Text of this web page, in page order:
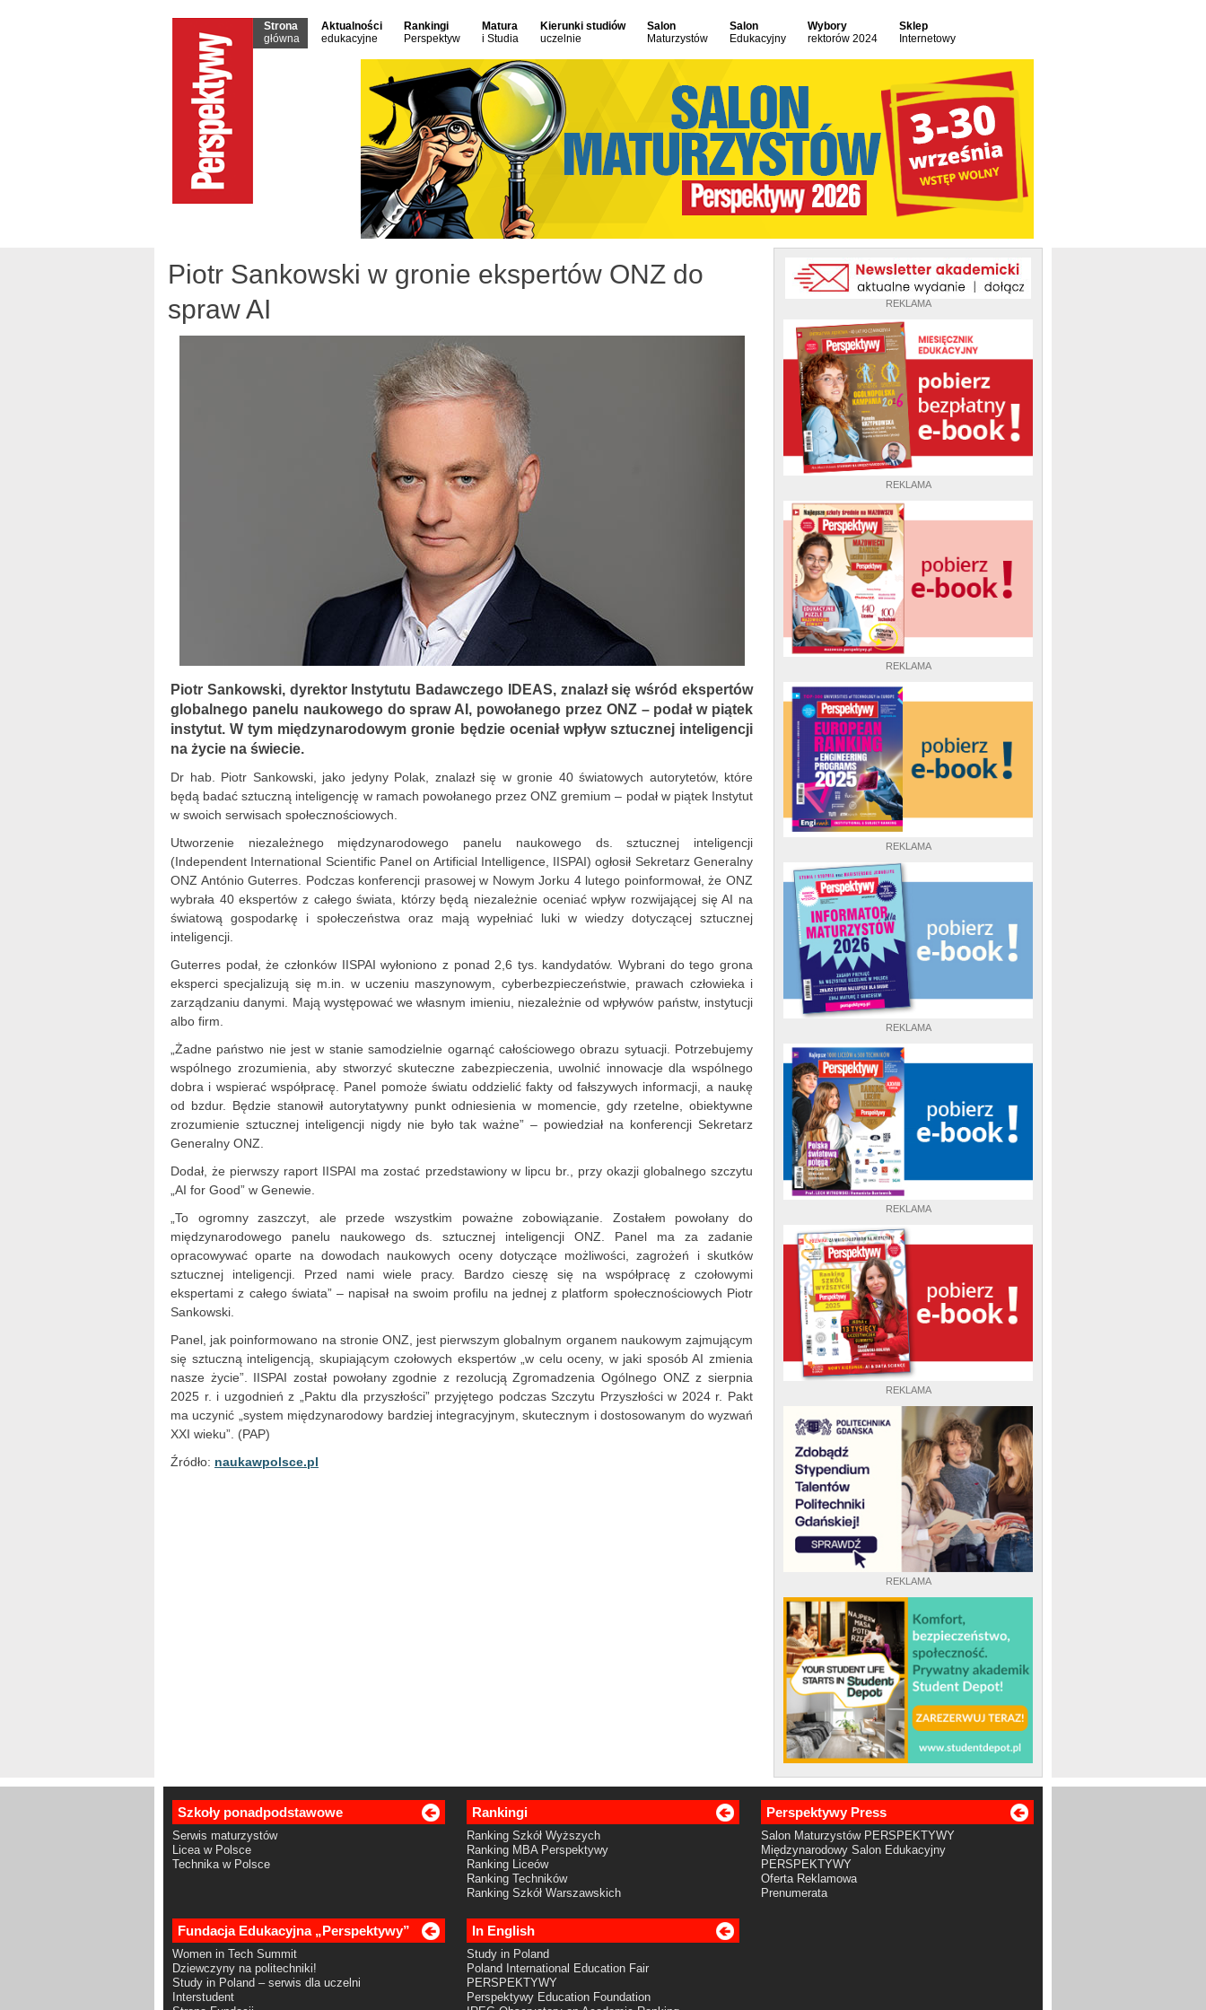
Strona
główna
Aktualności
edukacyjne
Rankingi
Perspektyw
Matura
i Studia
Kierunki studiów
uczelnie
Salon
Maturzystów
Salon
Edukacyjny
Wybory
rektorów 2024
Sklep
Internetowy
REKLAMA
REKLAMA
REKLAMA
REKLAMA
REKLAMA
REKLAMA
REKLAMA
REKLAMA
Piotr Sankowski w gronie ekspertów ONZ do
spraw AI
Piotr Sankowski, dyrektor Instytutu Badawczego IDEAS, znalazł się wśród ekspertów
globalnego panelu naukowego do spraw AI, powołanego przez ONZ – podał w piątek
instytut. W tym międzynarodowym gronie będzie oceniał wpływ sztucznej inteligencji
na życie na świecie.
Dr hab. Piotr Sankowski, jako jedyny Polak, znalazł się w gronie 40 światowych autorytetów, które
będą badać sztuczną inteligencję w ramach powołanego przez ONZ gremium – podał w piątek Instytut
w swoich serwisach społecznościowych.
Utworzenie niezależnego międzynarodowego panelu naukowego ds. sztucznej inteligencji
(Independent International Scientific Panel on Artificial Intelligence, IISPAI) ogłosił Sekretarz Generalny
ONZ António Guterres. Podczas konferencji prasowej w Nowym Jorku 4 lutego poinformował, że ONZ
wybrała 40 ekspertów z całego świata, którzy będą niezależnie oceniać wpływ rozwijającej się AI na
światową gospodarkę i społeczeństwa oraz mają wypełniać luki w wiedzy dotyczącej sztucznej
inteligencji.
Guterres podał, że członków IISPAI wyłoniono z ponad 2,6 tys. kandydatów. Wybrani do tego grona
eksperci specjalizują się m.in. w uczeniu maszynowym, cyberbezpieczeństwie, prawach człowieka i
zarządzaniu danymi. Mają występować we własnym imieniu, niezależnie od wpływów państw, instytucji
albo firm.
„Żadne państwo nie jest w stanie samodzielnie ogarnąć całościowego obrazu sytuacji. Potrzebujemy
wspólnego zrozumienia, aby stworzyć skuteczne zabezpieczenia, uwolnić innowacje dla wspólnego
dobra i wspierać współpracę. Panel pomoże światu oddzielić fakty od fałszywych informacji, a naukę
od bzdur. Będzie stanowił autorytatywny punkt odniesienia w momencie, gdy rzetelne, obiektywne
zrozumienie sztucznej inteligencji nigdy nie było tak ważne” – powiedział na konferencji Sekretarz
Generalny ONZ.
Dodał, że pierwszy raport IISPAI ma zostać przedstawiony w lipcu br., przy okazji globalnego szczytu
„AI for Good” w Genewie.
„To ogromny zaszczyt, ale przede wszystkim poważne zobowiązanie. Zostałem powołany do
międzynarodowego panelu naukowego ds. sztucznej inteligencji ONZ. Panel ma za zadanie
opracowywać oparte na dowodach naukowych oceny dotyczące możliwości, zagrożeń i skutków
sztucznej inteligencji. Przed nami wiele pracy. Bardzo cieszę się na współpracę z czołowymi
ekspertami z całego świata” – napisał na swoim profilu na jednej z platform społecznościowych Piotr
Sankowski.
Panel, jak poinformowano na stronie ONZ, jest pierwszym globalnym organem naukowym zajmującym
się sztuczną inteligencją, skupiającym czołowych ekspertów „w celu oceny, w jaki sposób AI zmienia
nasze życie”. IISPAI został powołany zgodnie z rezolucją Zgromadzenia Ogólnego ONZ z sierpnia
2025 r. i uzgodnień z „Paktu dla przyszłości” przyjętego podczas Szczytu Przyszłości w 2024 r. Pakt
ma uczynić „system międzynarodowy bardziej integracyjnym, skutecznym i dostosowanym do wyzwań
XXI wieku”. (PAP)
Źródło: naukawpolsce.pl
Szkoły ponadpodstawowe
Serwis maturzystów
Licea w Polsce
Technika w Polsce
Rankingi
Ranking Szkół Wyższych
Ranking MBA Perspektywy
Ranking Liceów
Ranking Techników
Ranking Szkół Warszawskich
Perspektywy Press
Salon Maturzystów PERSPEKTYWY
Międzynarodowy Salon Edukacyjny
PERSPEKTYWY
Oferta Reklamowa
Prenumerata
Fundacja Edukacyjna „Perspektywy”
Women in Tech Summit
Dziewczyny na politechniki!
Study in Poland – serwis dla uczelni
Interstudent
In English
Study in Poland
Poland International Education Fair
PERSPEKTYWY
Perspektywy Education Foundation